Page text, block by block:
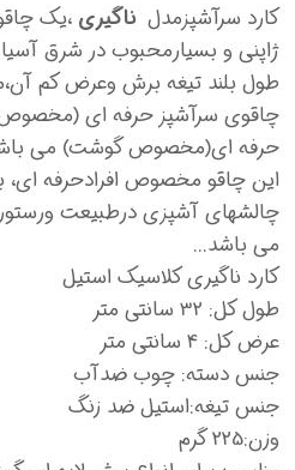
کارد سرآشپزمدل ناگیری ،یک
ژاپنی و بسیارمحبوب در شرق
طول بلند تیغه برش وعرض کم
چاقوی سرآشپز حرفه ای (مخصوص
حرفه ای(مخصوص گوشت) می
این چاقو مخصوص افرادحرفه ای،
چالشهای آشپزی درطبیعت
می باشد...
کارد ناگیری کلاسیک استیل
طول کل: 32 سانتی متر
عرض کل: 4 سانتی متر
جنس دسته: چوب ضدآب
جنس تیغه:استیل ضد زنگ
وزن:225 گرم